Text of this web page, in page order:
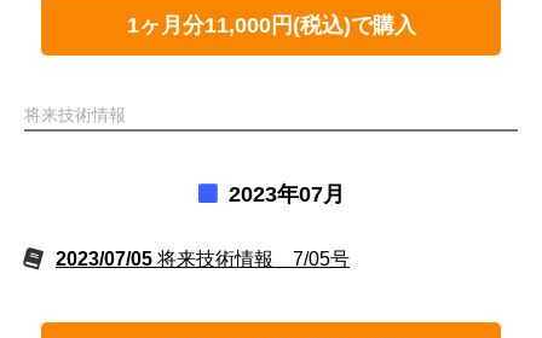
1ヶ月分11,000円(税込)で購入
将来技術情報
2023年07月
2023/07/05 将来技術情報 7/05号